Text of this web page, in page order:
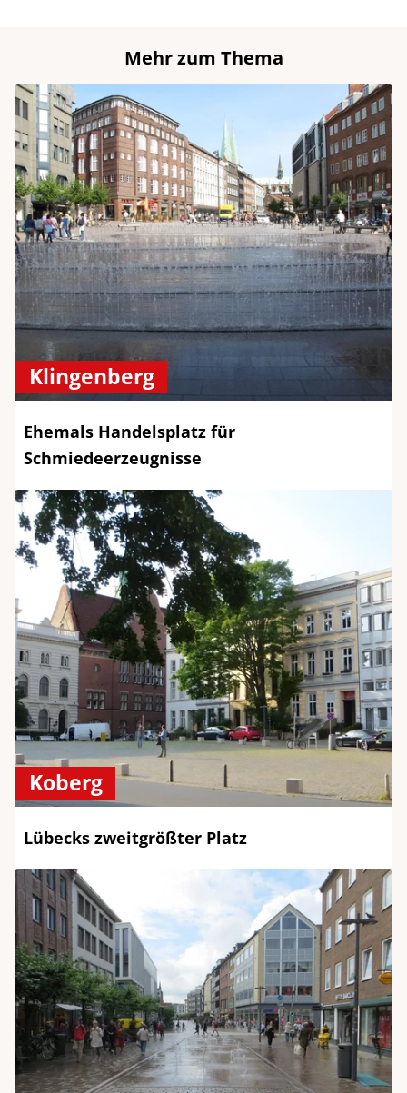
Mehr zum Thema
Klingenberg
Ehemals Handelsplatz für
Schmiedeerzeugnisse
Koberg
Lübecks zweitgrößter Platz